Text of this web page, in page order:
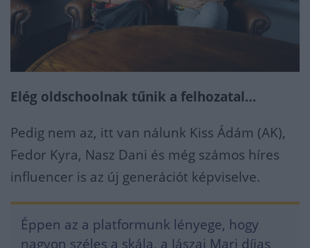
Elég oldschoolnak tűnik a felhozatal…
Pedig nem az, itt van nálunk Kiss Ádám (AK),
Fedor Kyra, Nasz Dani és még számos híres
influencer is az új generációt képviselve.
Éppen az a platformunk lényege, hogy
nagyon széles a skála, a Jászai Mari díjas